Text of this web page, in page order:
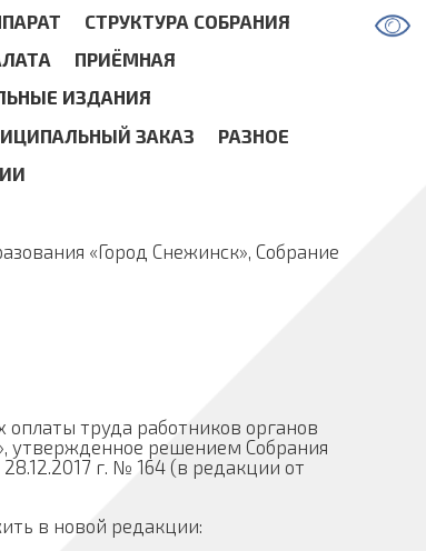
СТРУКТУРА СОБРАНИЯ
ПРИЁМНАЯ
ИЗДАНИЯ
ЗАКАЗ
РАЗНОЕ
«Город Снежинск», Собрание
оплаты труда работников органов
утвержденное решением Собрания
г. № 164 (в редакции от
в новой редакции: